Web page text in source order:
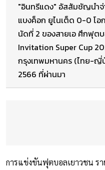
"อินทรีแดง" อัสสัมชัญนำจ่
แบงค็อก ยูไนเต็ด 0-0 โอ
นัดที่ 2 ของสายเอ ศึกฟุตบ
Invitation Super Cup
กรุงเทพมหานคร (ไทย-ญี่
2566 ที่ผ่านมา
การแข่งขันฟุตบอลเยาวชน รา